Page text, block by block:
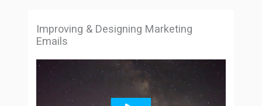
Improving & Designing Marketing
Emails